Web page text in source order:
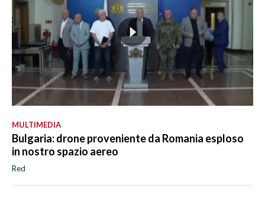
MULTIMEDIA
Bulgaria: drone proveniente da Romania esploso
in nostro spazio aereo
Red